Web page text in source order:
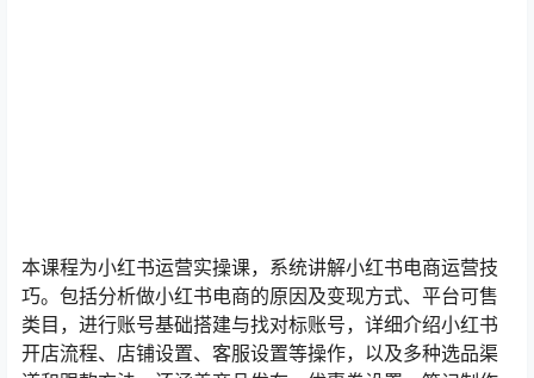
本课程为小红书运营实操课，系统讲解小红书电商运营技